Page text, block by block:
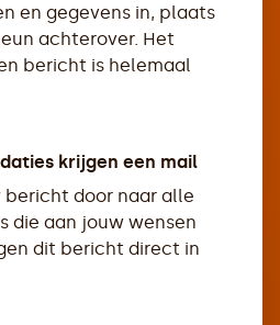
en gegevens in, plaats
achterover. Het
bericht is helemaal
krijgen een mail
bericht door naar alle
die aan jouw wensen
dit bericht direct in